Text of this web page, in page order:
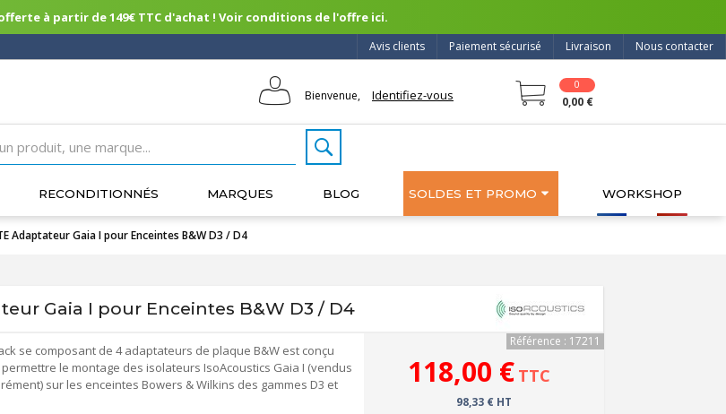
à partir de 149€ TTC d'achat ! Voir conditions de l'offre ici.
Nous contacter
Livraison
Paiement sécurisé
Avis clients
Bienvenue, Identifiez-vous
0
0,00 €
RECONDITIONNÉS MARQUES BLOG SOLDES ET PROMO WORKSHOP
Adaptateur Gaia I pour Enceintes B&W D3 / D4
Gaia I pour Enceintes B&W D3 / D4
se composant de 4 adaptateurs de plaque B&W est conçu
le montage des isolateurs IsoAcoustics Gaia I (vendus
sur les enceintes Bowers & Wilkins des gammes D3 et
Référence : 17211
118,00 € TTC
98,33 € HT